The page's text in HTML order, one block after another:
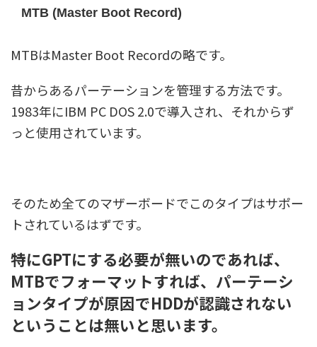
MTB (Master Boot Record)
MTBはMaster Boot Recordの略です。
昔からあるパーテーションを管理する方法です。
1983年にIBM PC DOS 2.0で導入され、それからず
っと使用されています。
そのため全てのマザーボードでこのタイプはサポー
トされているはずです。
特にGPTにする必要が無いのであれば、
MTBでフォーマットすれば、パーテーシ
ョンタイプが原因でHDDが認識されない
ということは無いと思います。